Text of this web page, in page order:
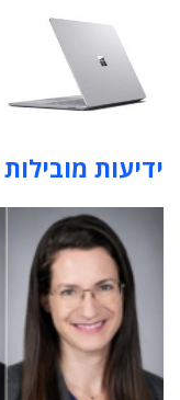
תוכן פרסומי
ידיעות מובילות